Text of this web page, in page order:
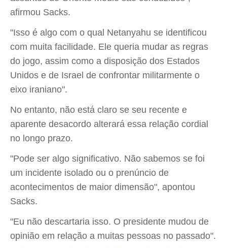
afirmou Sacks.
"Isso é algo com o qual Netanyahu se identificou
com muita facilidade. Ele queria mudar as regras
do jogo, assim como a disposição dos Estados
Unidos e de Israel de confrontar militarmente o
eixo iraniano".
No entanto, não está claro se seu recente e
aparente desacordo alterará essa relação cordial
no longo prazo.
"Pode ser algo significativo. Não sabemos se foi
um incidente isolado ou o prenúncio de
acontecimentos de maior dimensão", apontou
Sacks.
"Eu não descartaria isso. O presidente mudou de
opinião em relação a muitas pessoas no passado".